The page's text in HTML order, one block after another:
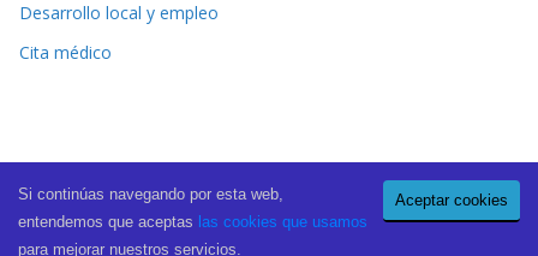
Desarrollo local y empleo
Cita médico
Copyright © 2026 El Periódico de Mairena
. All rights reserved.
Theme:
ColorMag Pro by ThemeGrill. Powered by
Aceptar cookies
Si continúas navegando por esta web,
entendemos que aceptas las cookies que usamos
para mejorar nuestros servicios.